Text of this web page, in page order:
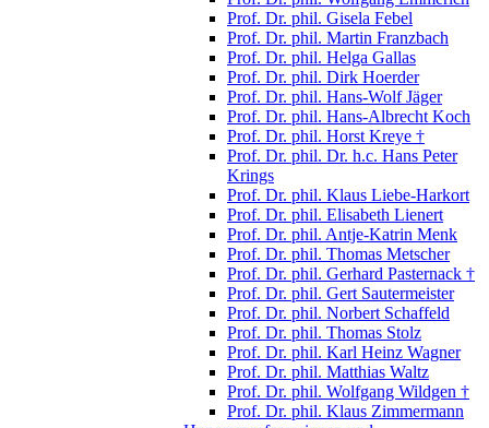
Prof. Dr. phil. Gisela Febel
Prof. Dr. phil. Martin Franzbach
Prof. Dr. phil. Helga Gallas
Prof. Dr. phil. Dirk Hoerder
Prof. Dr. phil. Hans-Wolf Jäger
Prof. Dr. phil. Hans-Albrecht Koch
Prof. Dr. phil. Horst Kreye †
Prof. Dr. phil. Dr. h.c. Hans Peter
Krings
Prof. Dr. phil. Klaus Liebe-Harkort
Prof. Dr. phil. Elisabeth Lienert
Prof. Dr. phil. Antje-Katrin Menk
Prof. Dr. phil. Thomas Metscher
Prof. Dr. phil. Gerhard Pasternack †
Prof. Dr. phil. Gert Sautermeister
Prof. Dr. phil. Norbert Schaffeld
Prof. Dr. phil. Thomas Stolz
Prof. Dr. phil. Karl Heinz Wagner
Prof. Dr. phil. Matthias Waltz
Prof. Dr. phil. Wolfgang Wildgen †
Prof. Dr. phil. Klaus Zimmermann